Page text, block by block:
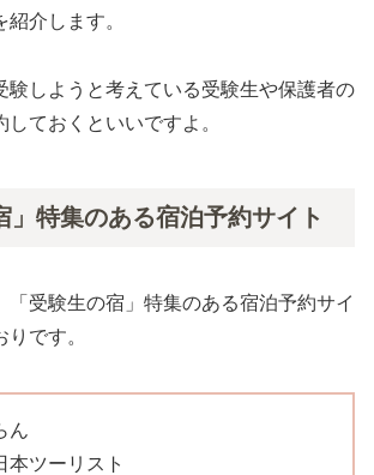
介します。
験しようと考えている受験生や保護者の
ておくといいですよ。
」特集のある宿泊予約サイト
「受験生の宿」特集のある宿泊予約サイ
りです。
ん
本ツーリスト